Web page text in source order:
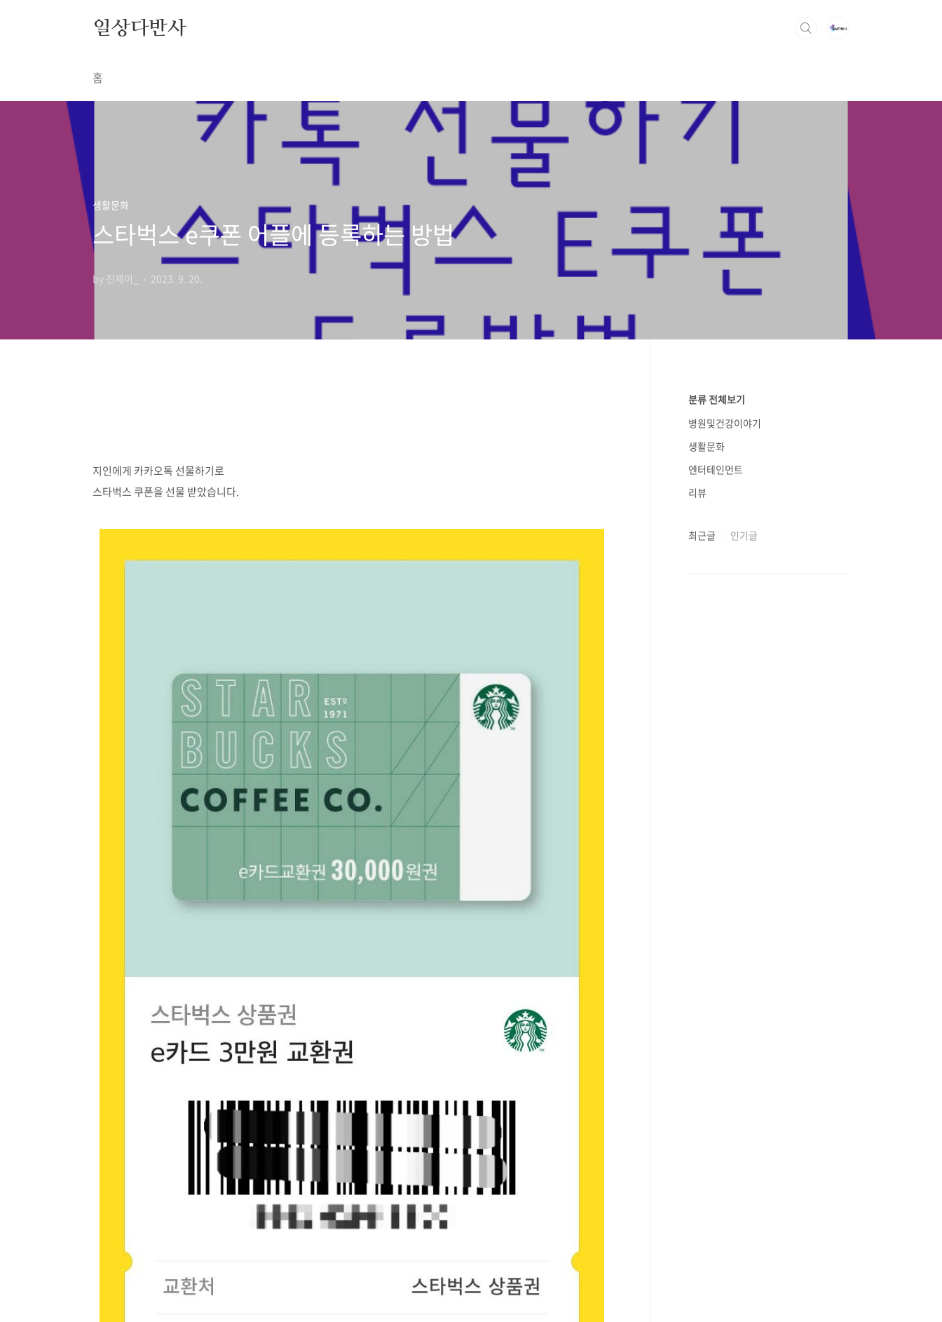
일상다반사
홈
생활문화
스타벅스 e쿠폰 어플에 등록하는 방법
by 진제이_ 2023. 9. 20.
지인에게 카카오톡 선물하기로
스타벅스 쿠폰을 선물 받았습니다.
분류 전체보기
병원및건강이야기
생활문화
엔터테인먼트
리뷰
최근글 인기글